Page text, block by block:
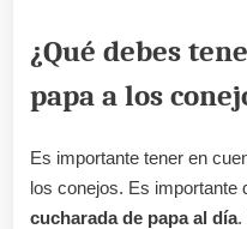
¿Qué debes
papa a los
Es importante tener en
los conejos. Es importante
cucharada de papa al día.